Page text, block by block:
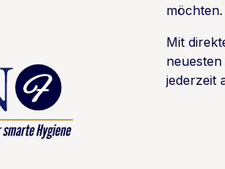
möchten.
Mit
jederzeit